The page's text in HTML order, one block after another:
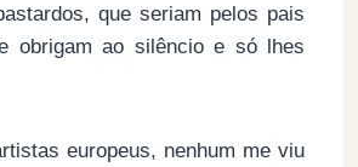
que seriam pelos pais
obrigam ao silêncio e só lhes
europeus, nenhum me viu